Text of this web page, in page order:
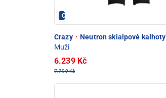
Crazy - PEC POD SNĚŽKOU
Crazy · Neutron skialpové kalhoty
Muži
6.239 Kč
7.799 Kč